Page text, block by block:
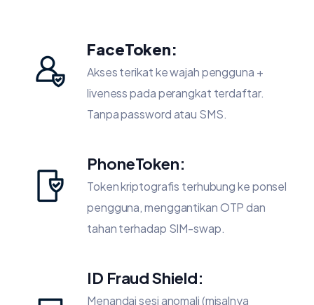
FaceToken:
Akses terikat ke wajah pengguna +
liveness pada perangkat terdaftar.
Tanpa password atau SMS.
PhoneToken:
Token kriptografis terhubung ke ponsel
pengguna, menggantikan OTP dan
tahan terhadap SIM-swap.
ID Fraud Shield:
Menandai sesi anomali (misalnya